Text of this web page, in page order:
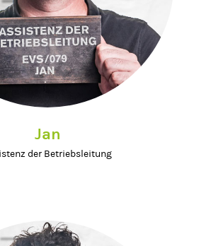
Jan
der Betriebsleitung